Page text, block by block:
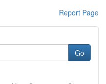
Report Page
Go